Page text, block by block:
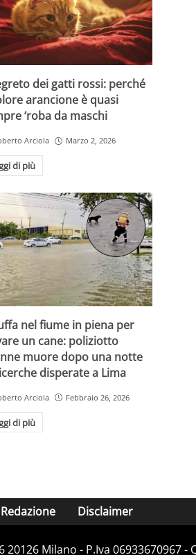
dei gatti rossi: perché
arancione è quasi
‘roba da maschi
Arciola Marzo 2, 2026
di più
nel fiume in piena per
un cane: poliziotto
muore dopo una notte
disperate a Lima
Arciola Febbraio 26, 2026
di più
Redazione Disclaimer
Milano - P.Iva 06933670967